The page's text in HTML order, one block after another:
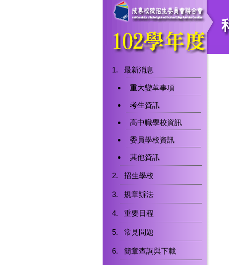
最新消息
重大變革事項
考生資訊
高中職學校資訊
委員學校資訊
其他資訊
招生學校
規章辦法
重要日程
常見問題
簡章查詢與下載